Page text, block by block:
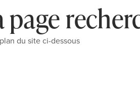
du site ci-dessous